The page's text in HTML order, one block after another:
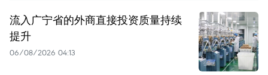
流入广宁省的外商直接投资质量持续
提升
06/08/2026 04:13